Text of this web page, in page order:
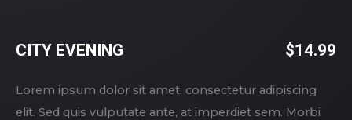
CITY EVENING $14.99
Lorem ipsum dolor sit amet, consectetur adipiscing
elit. Sed quis vulputate ante, at imperdiet sem. Morbi